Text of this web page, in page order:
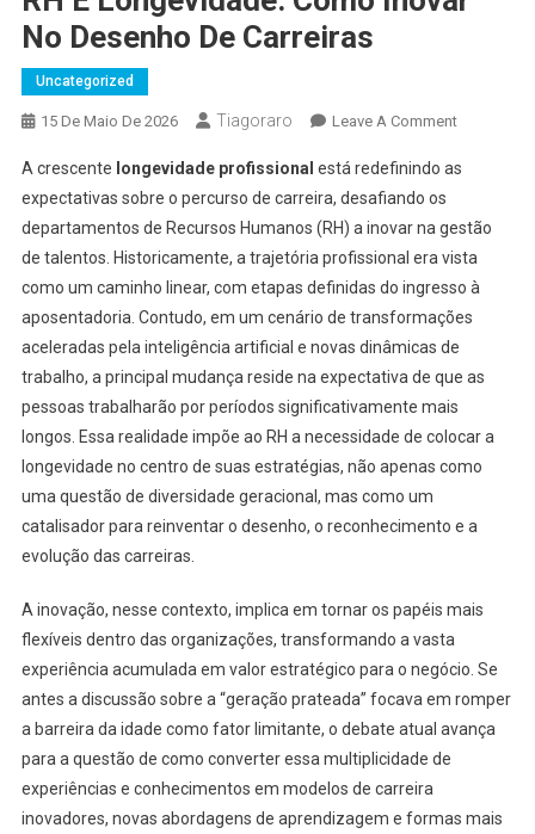
No Desenho De Carreiras
Uncategorized
15 De Maio De 2026 Tiagoraro Leave A CommentOn
E
Como
Inovar
No
Desenho
A crescente longevidade profissional está redefinindo as
expectativas sobre o percurso de carreira, desafiando os
departamentos de Recursos Humanos (RH) a inovar na gestão
de talentos. Historicamente, a trajetória profissional era vista
como um caminho linear, com etapas definidas do ingresso à
aposentadoria. Contudo, em um cenário de transformações
aceleradas pela inteligência artificial e novas dinâmicas de
trabalho, a principal mudança reside na expectativa de que as
pessoas trabalharão por períodos significativamente mais
longos. Essa realidade impõe ao RH a necessidade de colocar a
longevidade no centro de suas estratégias, não apenas como
uma questão de diversidade geracional, mas como um
catalisador para reinventar o desenho, o reconhecimento e a
evolução das carreiras.
A inovação, nesse contexto, implica em tornar os papéis mais
flexíveis dentro das organizações, transformando a vasta
experiência acumulada em valor estratégico para o negócio. Se
antes a discussão sobre a “geração prateada” focava em romper
a barreira da idade como fator limitante, o debate atual avança
para a questão de como converter essa multiplicidade de
experiências e conhecimentos em modelos de carreira
inovadores, novas abordagens de aprendizagem e formas mais